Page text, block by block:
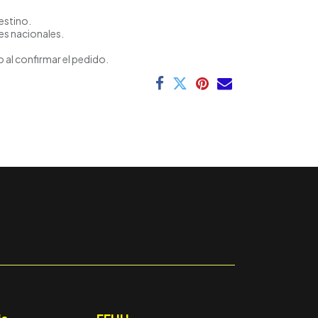
nacionales.
confirmar el pedido.